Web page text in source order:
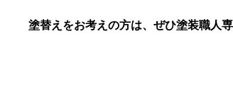
塗替えをお考えの方は、ぜひ塗装職人